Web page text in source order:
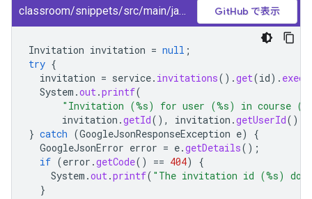
classroom/snippets/src/main/java/GetInvitation.java GitHub で表示
Invitation invitation = null ;
try {
invitation = service. invitations().get(id).
System .out.printf(
"Invitation (%s) for user (%s) in course
invitation .getId(), invitation .getUserId(),
} catch (GoogleJsonResponseException e)
{
GoogleJsonError error = e.getDetails();
if (error .getCode() == 404)
{
System .out.printf( "The invitation id (%s)
}